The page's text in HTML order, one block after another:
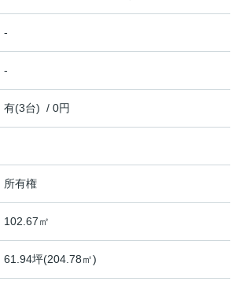
-
-
有(3台) / 0円
所有権
102.67㎡
61.94坪(204.78㎡)